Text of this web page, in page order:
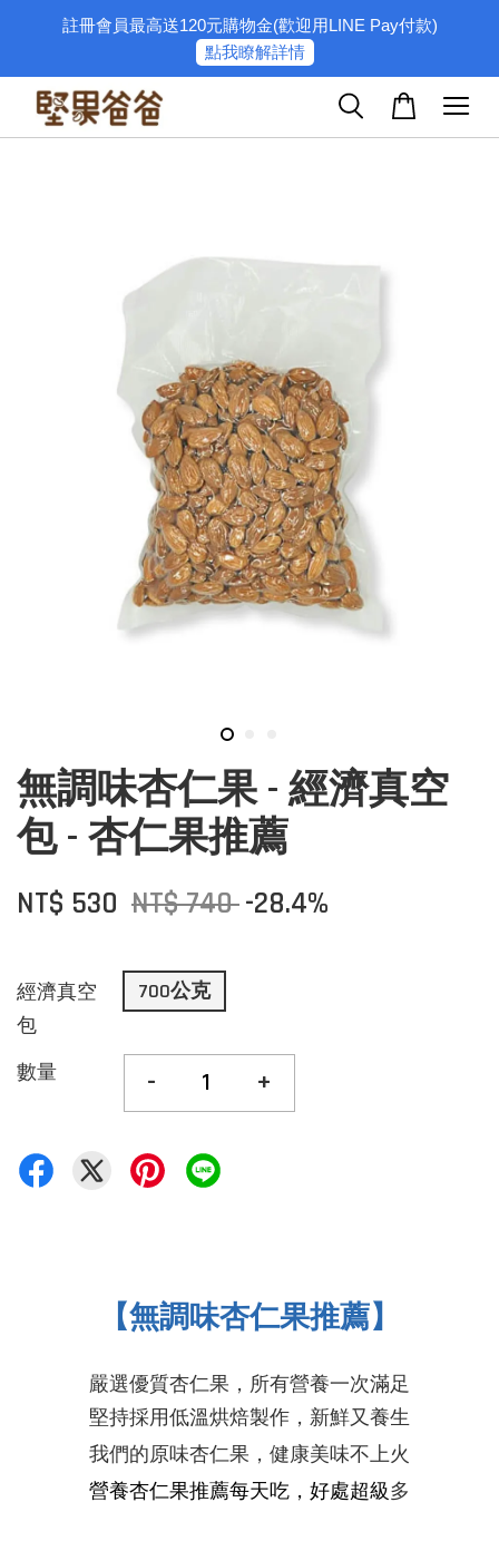
註冊會員最高送120元購物金(歡迎用LINE Pay付款)
點我瞭解詳情
無調味杏仁果 - 經濟真空
包 - 杏仁果推薦
NT$ 530 NT$ 740-28.4%
經濟真空
包
700公克
數量 - +
【無調味杏仁果推薦】
嚴選優質杏仁果，所有營養一次滿足
堅持採用低溫烘焙製作，新鮮又養生
我們的原味杏仁果，健康美味不上火
營養杏仁果推薦每天吃，好處超級多